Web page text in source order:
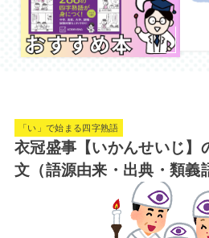
「い」で始まる四字熟語
衣冠盛事【いかんせいじ】
文（語源由来・出典・類義